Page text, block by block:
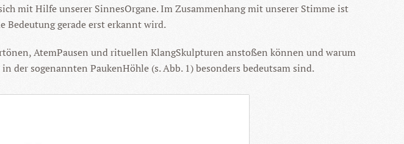
mit Hilfe unserer SinnesOrgane. Im Zusammenhang mit unserer Stimme ist
Bedeutung gerade erst erkannt wird.
AtemPausen und rituellen KlangSkulpturen anstoßen können und warum
der sogenannten PaukenHöhle (s. Abb. 1) besonders bedeutsam sind.